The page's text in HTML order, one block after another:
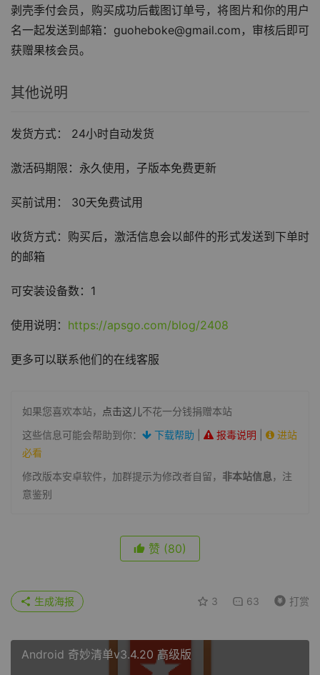
剥壳季付会员，购买成功后截图订单号，将图片和你的用户
名一起发送到邮箱：guoheboke@gmail.com，审核后即可
获赠果核会员。
其他说明
发货方式： 24小时自动发货
激活码期限：永久使用，子版本免费更新
买前试用： 30天免费试用
收货方式：购买后，激活信息会以邮件的形式发送到下单时
的邮箱
可安装设备数：1
使用说明： https://apsgo.com/blog/2408
更多可以联系他们的在线客服
如果您喜欢本站， 点击这儿不花一分钱捐赠本站
这些信息可能会帮助到你：
下载帮助 报毒说明
进站
必看
修改版本安卓软件，加群提示为修改者自留， 非本站信息，注
意鉴别
赞 (80)
3 63 打赏
生成海报
Android 奇妙清单v3.4.20 高级版